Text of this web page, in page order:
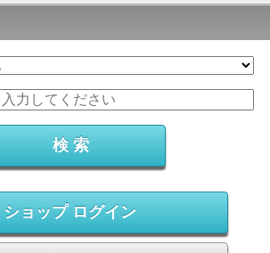
ショップ ログイン